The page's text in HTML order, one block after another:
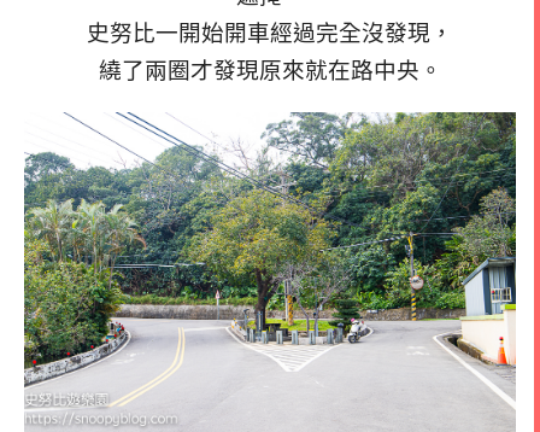
史努比一開始開車經過完全沒發現，
繞了兩圈才發現原來就在路中央。